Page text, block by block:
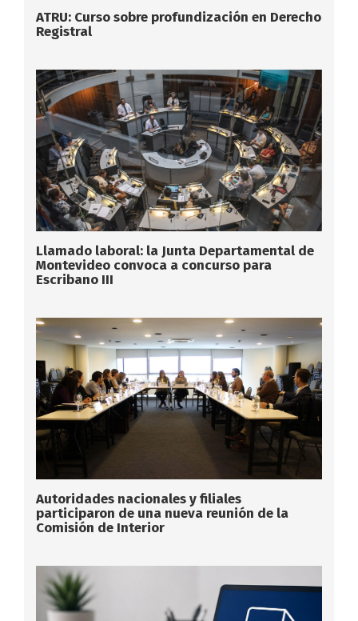
ATRU: Curso sobre profundización en Derecho
Registral
Llamado laboral: la Junta Departamental de
Montevideo convoca a concurso para
Escribano III
Autoridades nacionales y filiales
participaron de una nueva reunión de la
Comisión de Interior